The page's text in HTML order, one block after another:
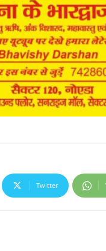
Twitter